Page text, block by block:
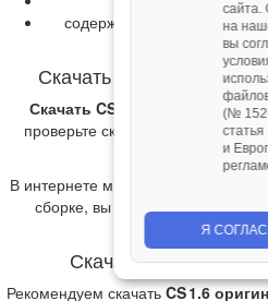
содержит ссылку на сайт
Скачать КС 1.6
Скачать CS 1.6 чистую с
проверьте скриншоты, чтобы
ботов.
В интернете много модификаций
сборке, вы можете установить
оригинальная
Скачать КС 1.6
Рекомендуем скачатьCS 1.6
сайта.
на
вы
(№
статья
и
Я